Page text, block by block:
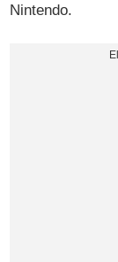
Nintendo.